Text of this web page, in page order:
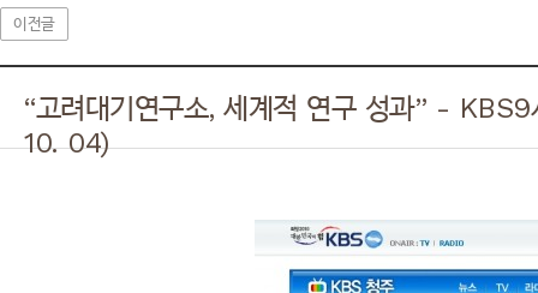
이전글
“고려대기연구소, 세계적 연구 성과” -
10. 04)